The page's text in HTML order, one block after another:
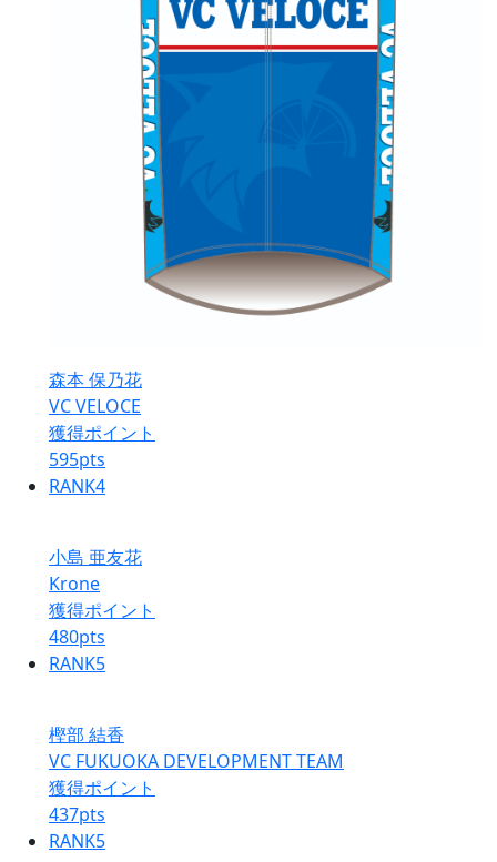
森本 保乃花
VC VELOCE
獲得ポイント
595pts
RANK4
小島 亜友花
Krone
獲得ポイント
480pts
RANK5
樫部 結香
VC FUKUOKA DEVELOPMENT TEAM
獲得ポイント
437pts
RANK5